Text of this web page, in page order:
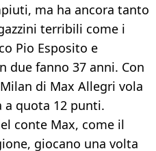
ma ha ancora tanto
terribili come i
Pio Esposito e
due fanno 37 anni. Con
di Max Allegri vola
a quota 12 punti.
conte Max, come il
giocano una volta